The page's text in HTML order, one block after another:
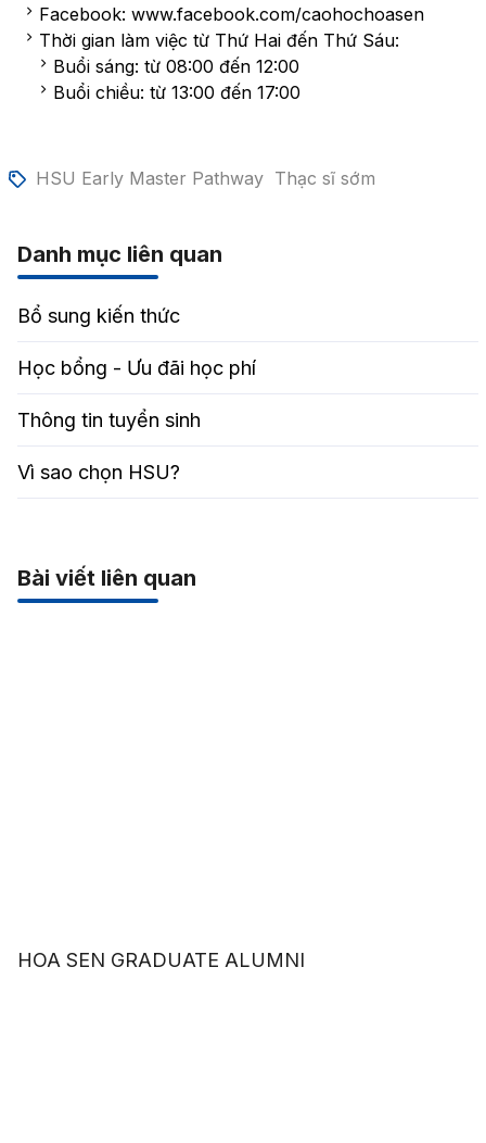
Facebook: www.facebook.com/caohochoasen
Thời gian làm việc từ Thứ Hai đến Thứ Sáu:
Buổi sáng: từ 08:00 đến 12:00
Buổi chiều: từ 13:00 đến 17:00
HSU Early Master Pathway Thạc sĩ sớm
Danh mục liên quan
Bổ sung kiến thức
Học bổng - Ưu đãi học phí
Thông tin tuyển sinh
Vì sao chọn HSU?
Bài viết liên quan
HOA SEN GRADUATE ALUMNI